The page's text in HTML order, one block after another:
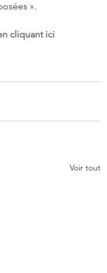
».
cliquant ici
Voir tout